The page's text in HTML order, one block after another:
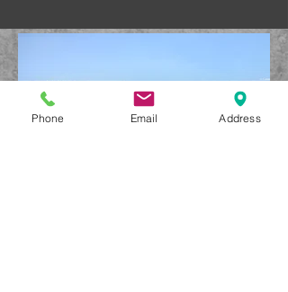
Phone Email Address